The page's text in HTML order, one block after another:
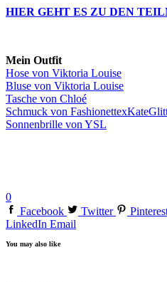
HIER GEHT ES ZU DEN
Mein Outfit
Hose von Viktoria Louise
Bluse von Viktoria Louise
Tasche von Chloé
Schmuck von
Sonnenbrille von YSL
0
Facebook
Twitter
LinkedIn Email
You may also like